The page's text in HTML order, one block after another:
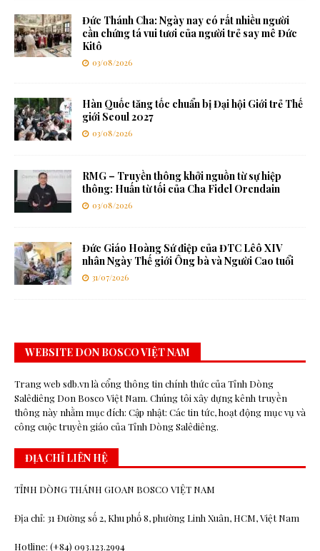
Đức Thánh Cha: Ngày nay có rất nhiều người
cần chứng tá vui tươi của người trẻ say mê Đức
Kitô
03/08/2026
Hàn Quốc tăng tốc chuẩn bị Đại hội Giới trẻ Thế
giới Seoul 2027
03/08/2026
RMG – Truyền thông khởi nguồn từ sự hiệp
thông: Huấn từ tối của Cha Fidel Orendain
03/08/2026
Đức Giáo Hoàng Sứ điệp của ĐTC Lêô XIV
nhân Ngày Thế giới Ông bà và Người Cao tuổi
31/07/2026
WEBSITE DON BOSCO VIỆT NAM
Trang web sdb.vn là cổng thông tin chính thức của Tỉnh Dòng
Salêdiêng Don Bosco Việt Nam. Chúng tôi xây dựng kênh truyền
thông này nhằm mục đích: Cập nhật: Các tin tức, hoạt động mục vụ và
công cuộc truyền giáo của Tỉnh Dòng Salêdiêng.
ĐỊA CHỈ LIÊN HỆ
TỈNH DÒNG THÁNH GIOAN BOSCO VIỆT NAM
Địa chỉ: 31 Đường số 2, Khu phố 8, phường Linh Xuân, HCM, Việt Nam
Hotline: (+84) 093.123.2994